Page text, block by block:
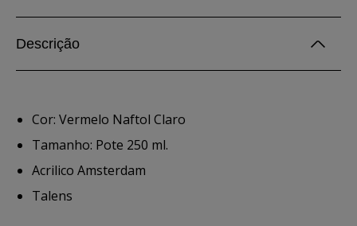
Descrição
Cor: Vermelo Naftol Claro
Tamanho: Pote 250 ml.
Acrilico Amsterdam
Talens